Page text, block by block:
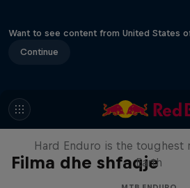
Want to see content from United States
Continue
Filma dhe shfaqje
Hard Enduro 2025:
Season
Hard Enduro is the toughest
Earth